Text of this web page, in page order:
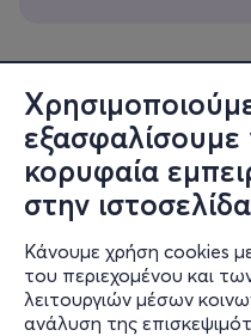
εξασφαλίσουμε
κορυφαία
στην
Κάνουμε χρήση cookies
του περιεχομένου και
λειτουργιών μέσων
ανάλυση της
Πληροφορίες
Υποστήριξη
Stay Connected